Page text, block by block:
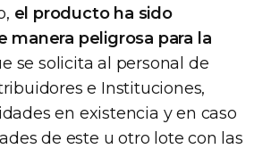
el producto ha sido
manera peligrosa para la
se solicita al personal de
e Instituciones,
en existencia y en caso
de este u otro lote con las